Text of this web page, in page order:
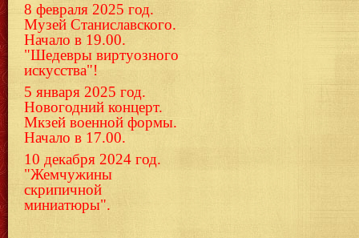
8 февраля 2025 год.
Музей Станиславского.
Начало в 19.00.
"Шедевры виртуозного
искусства"!
5 января 2025 год.
Новогодний концерт.
Мкзей военной формы.
Начало в 17.00.
10 декабря 2024 год.
"Жемчужины
скрипичной
миниатюры".